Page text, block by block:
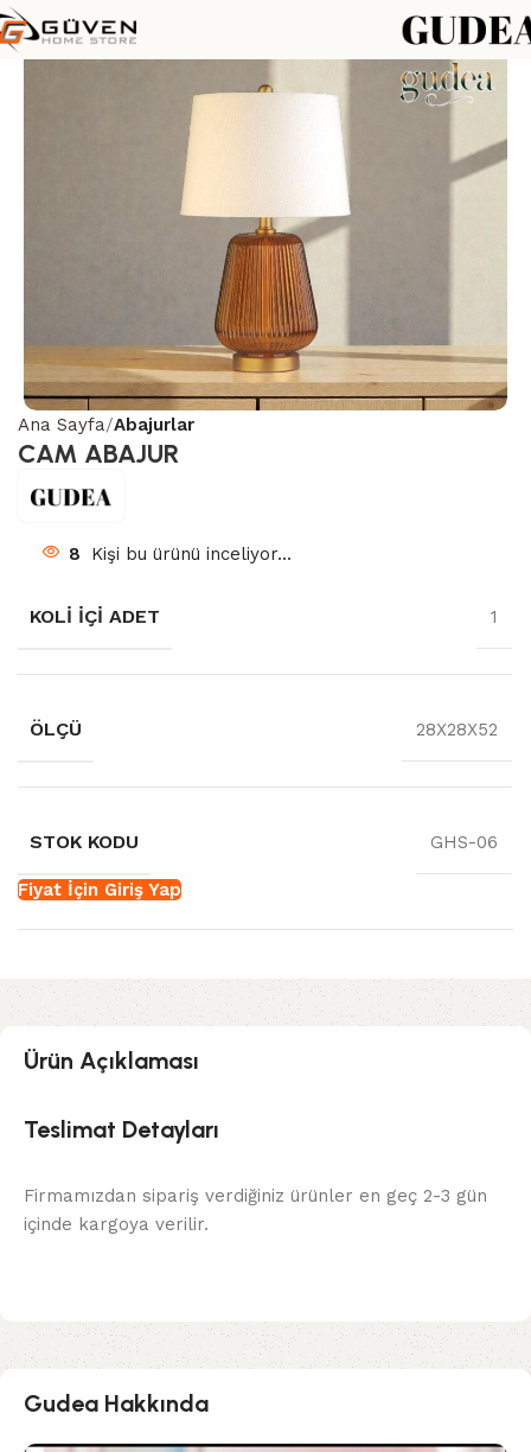
Ana Sayfa Abajurlar
CAM ABAJUR
8 Kişi bu ürünü inceliyor...
KOLI İÇI ADET 1
ÖLÇÜ 28X28X52
STOK KODU GHS-06
Fiyat İçin Giriş Yap
Ürün Açıklaması
Teslimat Detayları
Firmamızdan sipariş verdiğiniz ürünler en geç 2-3 gün
içinde kargoya verilir.
Gudea Hakkında